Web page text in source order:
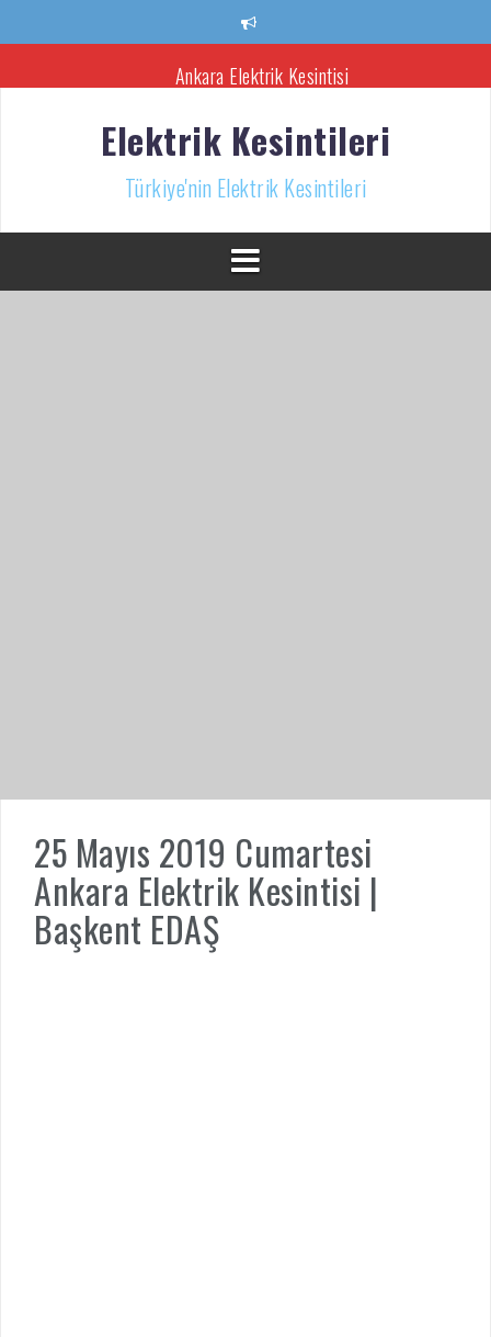
Ankara Elektrik Kesintisi
İzmir Elektrik Kesintisi
Bursa Elektrik Kesintileri
Elektrik Kesintileri
Türkiye'nin Elektrik Kesintileri
25 Mayıs 2019 Cumartesi
Ankara Elektrik Kesintisi |
Başkent EDAŞ